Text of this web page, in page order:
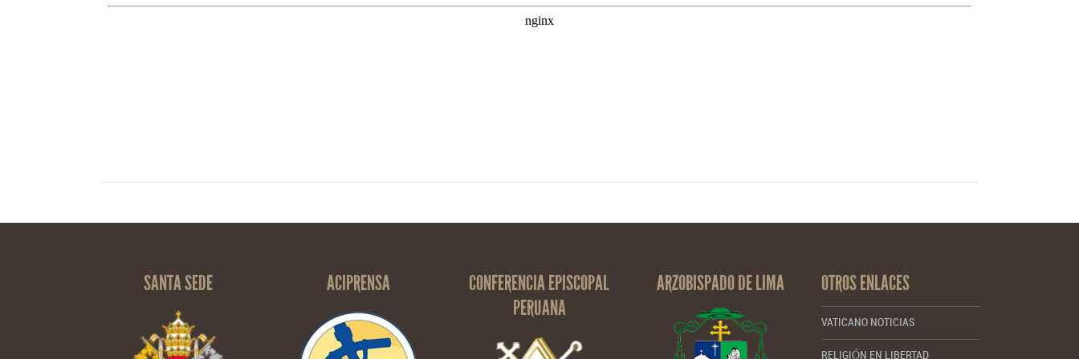
SANTA SEDE ACIPRENSA
CONFERENCIA EPISCOPAL
PERUANA
ARZOBISPADO DE LIMA OTROS ENLACES
VATICANO NOTICIAS
RELIGIÓN EN LIBERTAD